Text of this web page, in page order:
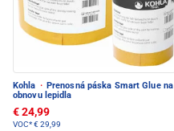
Kohla · Prenosná páska Smart Glue na
obnovu lepidla
€ 24,99
VOC*€ 29,99